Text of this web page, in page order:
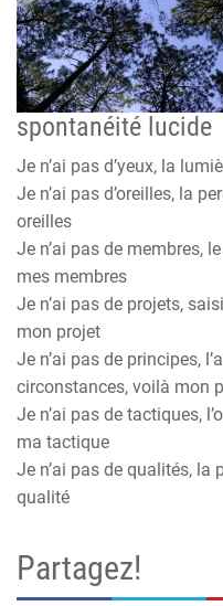
spontanéité lucide
Je n’ai pas d’yeux, la
Je n’ai pas d’oreilles, la
oreilles
Je n’ai pas de membres,
mes membres
Je n’ai pas de projets,
mon projet
Je n’ai pas de principes,
circonstances, voilà mon
Je n’ai pas de tactiques,
ma tactique
Je n’ai pas de qualités, la
qualité
Partagez!